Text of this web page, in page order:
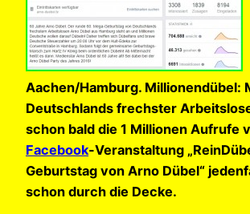
Aachen/Hamburg. Millionendübel:
Deutschlands frechster
schon bald die 1 Millionen Aufrufe
Facebook-Veranstaltung
Geburtstag von Arno Dübel“
schon durch die Decke.